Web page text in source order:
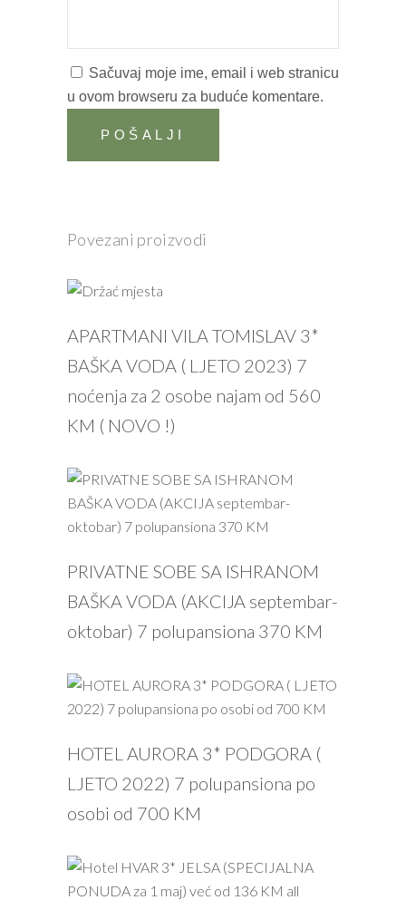
Sačuvaj moje ime, email i web stranicu
u ovom browseru za buduće komentare.
Povezani proizvodi
APARTMANI VILA TOMISLAV 3*
BAŠKA VODA ( LJETO 2023) 7
noćenja za 2 osobe najam od 560
KM ( NOVO !)
PRIVATNE SOBE SA ISHRANOM
BAŠKA VODA (AKCIJA septembar-
oktobar) 7 polupansiona 370 KM
HOTEL AURORA 3* PODGORA (
LJETO 2022) 7 polupansiona po
osobi od 700 KM